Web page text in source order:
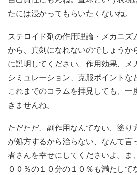
たには浸かってもらいたくないね。
ステロイド剤の作用理論・メカニズ
から、真剣になれないのでしょうか
に説明してください。作用効果、メ
シミュレーション、克服ポイントな
これまでのコラムを拝見しても、一
きませんね。
ただただ、副作用なんてない、塗り
が処方するから治らない、なんて言
者さんを幸せにしてくださいよ。ま
００％の１０分の１０％も満たして